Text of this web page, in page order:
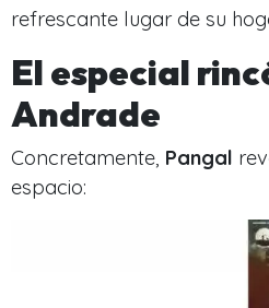
refrescante lugar de su
El especial
Andrade
Concretamente, Pangal
espacio: